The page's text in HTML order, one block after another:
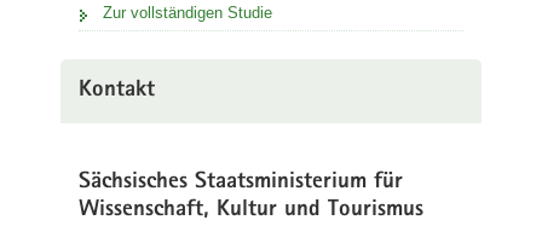
Zur vollständigen Studie
Kontakt
Sächsisches Staatsministerium für
Wissenschaft, Kultur und Tourismus